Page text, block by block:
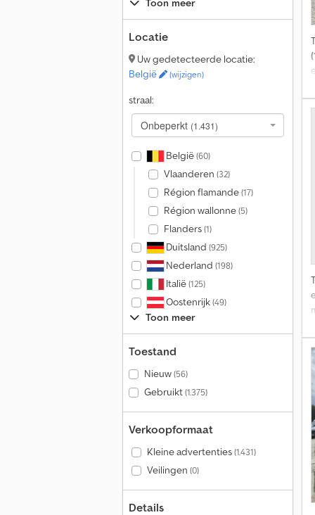
Toon meer
Locatie
Uw gedetecteerde locatie:
België
(wijzigen)
straal:
Onbeperkt (1.431)
België(60)
Vlaanderen (32)
Région flamande(17)
Région wallonne(5)
Flanders(1)
Duitsland (925)
Nederland (198)
Italië(125)
Oostenrijk(49)
Toon meer
Toestand
Nieuw(56)
Gebruikt(1.375)
Verkoopformaat
Kleine advertenties(1.431)
Veilingen (0)
Details